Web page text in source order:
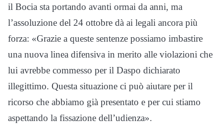
il Bocia sta portando avanti ormai da anni, ma
l’assoluzione del 24 ottobre dà ai legali ancora più
forza: «Grazie a queste sentenze possiamo imbastire
una nuova linea difensiva in merito alle violazioni che
lui avrebbe commesso per il Daspo dichiarato
illegittimo. Questa situazione ci può aiutare per il
ricorso che abbiamo già presentato e per cui stiamo
aspettando la fissazione dell’udienza».